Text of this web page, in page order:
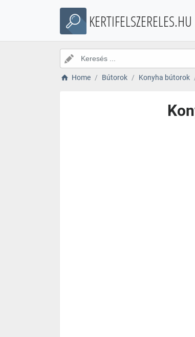
KERTIFELSZERELES.HU
Home Bútorok Konyha bútorok